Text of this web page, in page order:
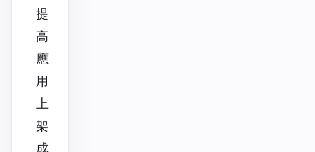
提
高
應
用
上
架
成